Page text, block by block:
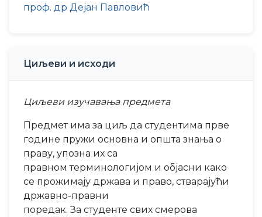
проф. др Дејан Павловић
Циљеви и исходи
Циљеви изучавања предмета
Предмет има за циљ да студентима прве
године пружи основна и општа знања о
праву, упозна их са
правном терминологијом и објасни како
се прожимају држава и право, стварајући
државно-правни
поредак. За студенте свих смерова